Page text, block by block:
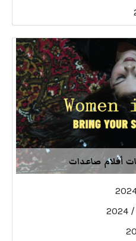
أفلام صاعدات